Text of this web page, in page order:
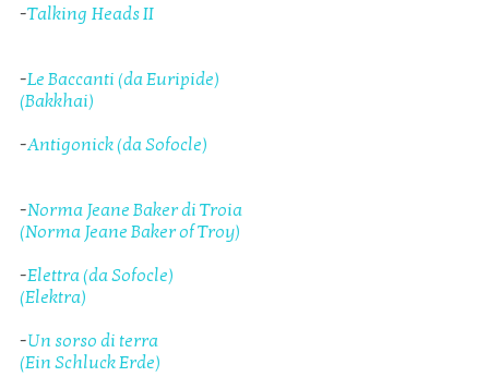
-Talking Heads II
-Le Baccanti (da Euripide)
(Bakkhai)
-Antigonick (da Sofocle)
-Norma Jeane Baker di Troia
(Norma Jeane Baker of Troy)
-Elettra (da Sofocle)
(Elektra)
-Un sorso di terra
(Ein Schluck Erde)